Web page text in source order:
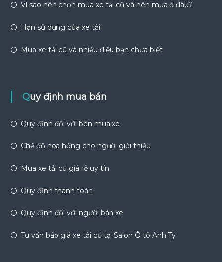
Vì sao nên chọn mua xe tải cũ và nên mua ở đâu?
Hạn sử dụng của xe tải
Mua xe tải cũ và nhiều điều bạn chưa biết
Quy định mua bán
Quy định đối với bên mua xe
Chế độ hoa hồng cho người giới thiệu
Mua xe tải cũ giá rẻ uy tín
Quy định thanh toán
Quy định đối với người bán xe
Tư vấn báo giá xe tải cũ tại Salon Ô tô Anh Ty